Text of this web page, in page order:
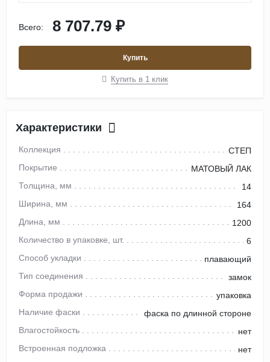
Всего: 8 707.79 ₽
Купить
Купить в 1 клик
Характеристики
Коллекция
СТЕП
Покрытие
МАТОВЫЙ ЛАК
Толщина, мм
14
Ширина, мм
164
Длина, мм
1200
Количество в упаковке, шт.
6
Способ укладки
плавающий
Тип соединения
замок
Форма продажи
упаковка
Наличие фаски
фаска по длинной стороне
Влагостойкость
нет
Встроенная подложка
нет